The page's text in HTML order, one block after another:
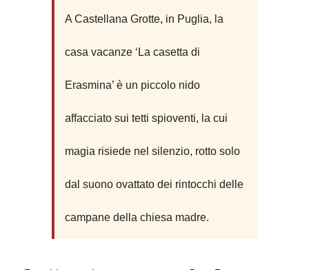
A Castellana Grotte, in Puglia, la
casa vacanze ‘La casetta di
Erasmina’ è un piccolo nido
affacciato sui tetti spioventi, la cui
magia risiede nel silenzio, rotto solo
dal suono ovattato dei rintocchi delle
campane della chiesa madre.